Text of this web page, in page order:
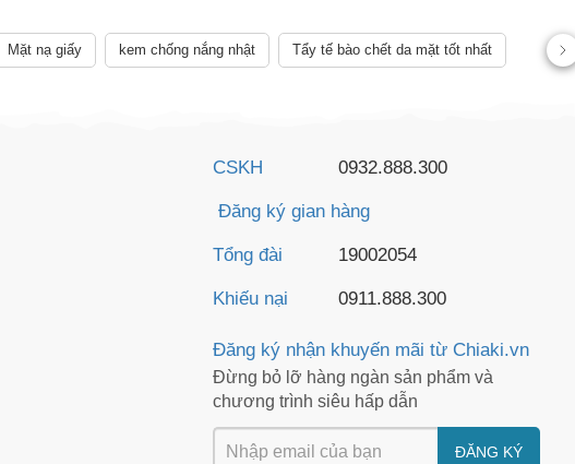
Mặt nạ giấy kem chống nắng nhật Tẩy tế bào chết da mặt tốt nhất
CSKH 0932.888.300
Đăng ký gian hàng
Tổng đài 19002054
Khiếu nại 0911.888.300
Đăng ký nhận khuyến mãi từ Chiaki.vn
Đừng bỏ lỡ hàng ngàn sản phẩm và
chương trình siêu hấp dẫn
ĐĂNG KÝ